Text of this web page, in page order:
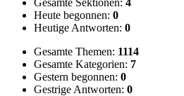
Heute begonnen: 0
Heutige Antworten: 0
Gesamte Themen: 1114
Gesamte Kategorien: 7
Gestern begonnen: 0
Gestrige Antworten: 0